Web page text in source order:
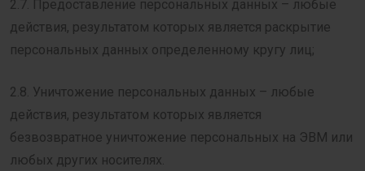
2.7. Предоставление персональных данных – любые
действия, результатом которых является раскрытие
персональных данных определенному кругу лиц;
2.8. Уничтожение персональных данных – любые
действия, результатом которых является
безвозвратное уничтожение персональных на ЭВМ или
любых других носителях.